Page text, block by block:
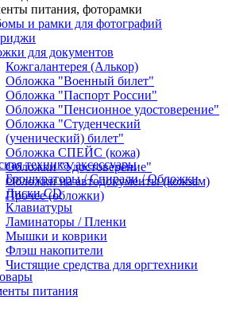
питания, фоторамки
и рамки для фотографий
для документов
Кожгалантерея (Алькор)
Обложка "Военный билет"
Обложка "Паспорт России"
Обложка "Пенсионное удостоверение"
Обложка "Студенческий
(ученический) билет"
Обложка СПЕЙС (кожа)
Обложки "Удостоверение"
Обложки на автодокументы (кожзам)
Прочее (обложки)
техника, аксессуары
Брошураторы / Спирали / Обложки
Диски CD
Клавиатуры
Ламинаторы / Пленки
Мышки и коврики
Флэш накопители
Чистящие средства для оргтехники
питания